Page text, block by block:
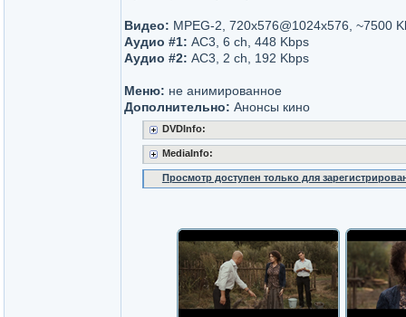
Видео: MPEG-2, 720x576@1024x576, ~7500
Аудио #1: AC3, 6 ch, 448 Kbps
Аудио #2: AC3, 2 ch, 192 Kbps
Меню: не анимированное
Дополнительно: Анонсы кино
DVDInfo:
MediaInfo:
Просмотр доступен только для